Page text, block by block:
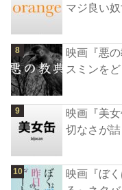
マジ良い
映画『悪
スミンを
映画『美
切なさが
映画『ぼ